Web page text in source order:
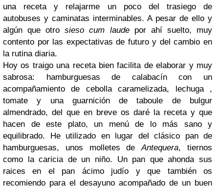
una receta y relajarme un poco del trasiego de
autobuses y caminatas interminables. A pesar de ello y
algún que otrosieso cum laudepor ahí suelto, muy
contento por las expectativas de futuro y del cambio en
la rutina diaria.
Hoy os traigo una receta bien facilita de elaborar y muy
sabrosa: hamburguesas de calabacín con un
acompañamiento de cebolla caramelizada, lechuga ,
tomate y una guarnición de taboule de bulgur
almendrado, del que en breve os daré la receta y que
hacen de este plato, un menú de lo más sano y
equilibrado. He utilizado en lugar del clásico pan de
hamburguesas, unos molletes deAntequera, tiernos
como la caricia de un niño. Un pan que ahonda sus
raices en el pan ácimo judío y que también os
recomiendo para el desayuno acompañado de un buen